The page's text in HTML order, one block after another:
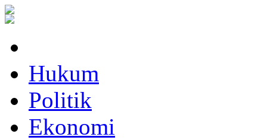
Hukum
Politik
Ekonomi